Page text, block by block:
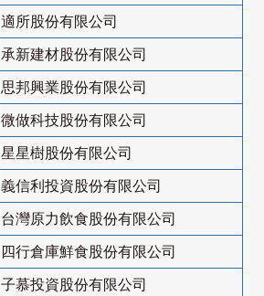
適所股份有限公司
承新建材股份有限公司
思邦興業股份有限公司
微做科技股份有限公司
星星樹股份有限公司
義信利投資股份有限公司
台灣原力飲食股份有限公司
四行倉庫鮮食股份有限公司
子慕投資股份有限公司